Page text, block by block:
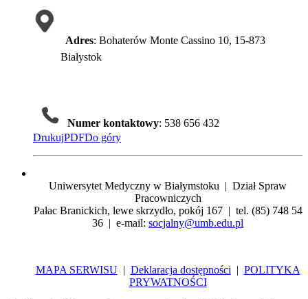
Adres: Bohaterów Monte Cassino 10, 15-873
Białystok
Numer kontaktowy: 538 656 432
DrukujPDFDo góry
Uniwersytet Medyczny w Białymstoku | Dział Spraw
Pracowniczych
Pałac Branickich, lewe skrzydło, pokój 167 | tel. (85) 748 54
36 | e-mail: socjalny@umb.edu.pl
MAPA SERWISU| Deklaracja dostępności | POLITYKA
PRYWATNOŚCI